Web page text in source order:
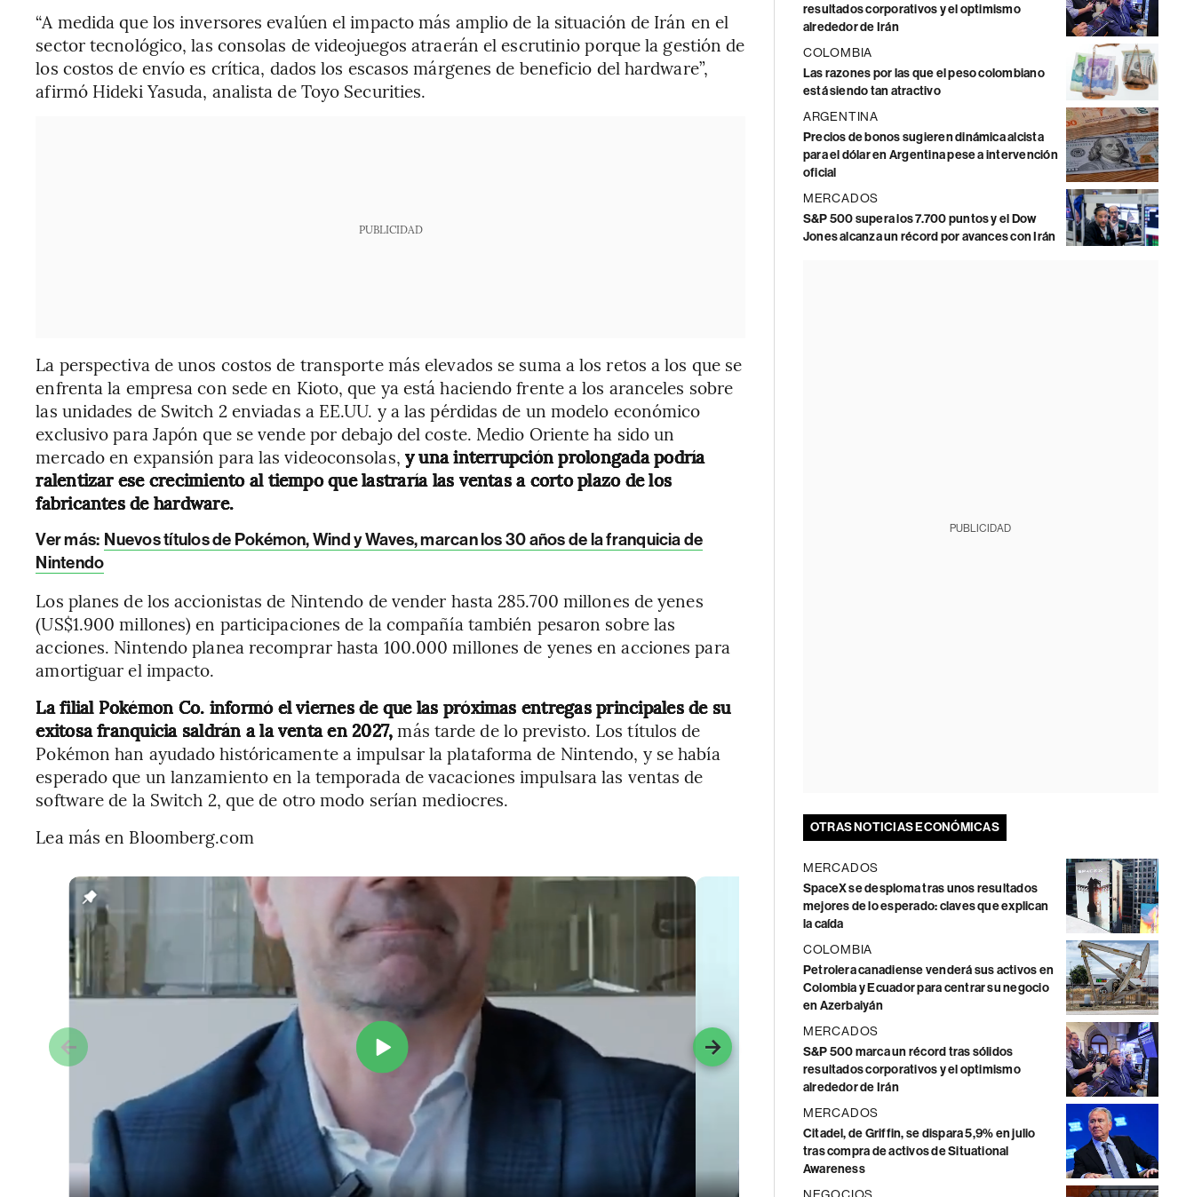
“A medida que los inversores evalúen el impacto más amplio de la situación de Irán en el
sector tecnológico, las consolas de videojuegos atraerán el escrutinio porque la gestión de
los costos de envío es crítica, dados los escasos márgenes de beneficio del hardware”,
afirmó Hideki Yasuda, analista de Toyo Securities.
PUBLICIDAD
La perspectiva de unos costos de transporte más elevados se suma a los retos a los que se
enfrenta la empresa con sede en Kioto, que ya está haciendo frente a los aranceles sobre
las unidades de Switch 2 enviadas a EE.UU. y a las pérdidas de un modelo económico
exclusivo para Japón que se vende por debajo del coste. Medio Oriente ha sido un
mercado en expansión para las videoconsolas, y una interrupción prolongada podría
ralentizar ese crecimiento al tiempo que lastraría las ventas a corto plazo de los
fabricantes de hardware.
Ver más: Nuevos títulos de Pokémon, Wind y Waves, marcan los 30 años de la franquicia de
Nintendo
Los planes de los accionistas de Nintendo de vender hasta 285.700 millones de yenes
(US$1.900 millones) en participaciones de la compañía también pesaron sobre las
acciones. Nintendo planea recomprar hasta 100.000 millones de yenes en acciones para
amortiguar el impacto.
La filial Pokémon Co. informó el viernes de que las próximas entregas principales de su
exitosa franquicia saldrán a la venta en 2027,más tarde de lo previsto. Los títulos de
Pokémon han ayudado históricamente a impulsar la plataforma de Nintendo, y se había
esperado que un lanzamiento en la temporada de vacaciones impulsara las ventas de
software de la Switch 2, que de otro modo serían mediocres.
Lea más en Bloomberg.com
resultados corporativos y el optimismo
alrededor de Irán
COLOMBIA
Las razones por las que el peso colombiano
está siendo tan atractivo
ARGENTINA
Precios de bonos sugieren dinámica alcista
para el dólar en Argentina pese a intervención
oficial
MERCADOS
S&P 500 supera los 7.700 puntos y el Dow
Jones alcanza un récord por avances con Irán
PUBLICIDAD
OTRAS NOTICIAS ECONÓMICAS
MERCADOS
SpaceX se desploma tras unos resultados
mejores de lo esperado: claves que explican
la caída
COLOMBIA
Petrolera canadiense venderá sus activos en
Colombia y Ecuador para centrar su negocio
en Azerbaiyán
MERCADOS
S&P 500 marca un récord tras sólidos
resultados corporativos y el optimismo
alrededor de Irán
MERCADOS
Citadel, de Griffin, se dispara 5,9% en julio
tras compra de activos de Situational
Awareness
NEGOCIOS